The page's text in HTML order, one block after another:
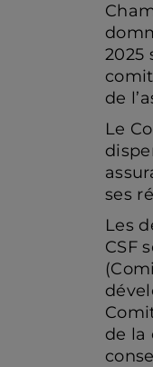
2025
de
Le
ses
Les
CSF
de la